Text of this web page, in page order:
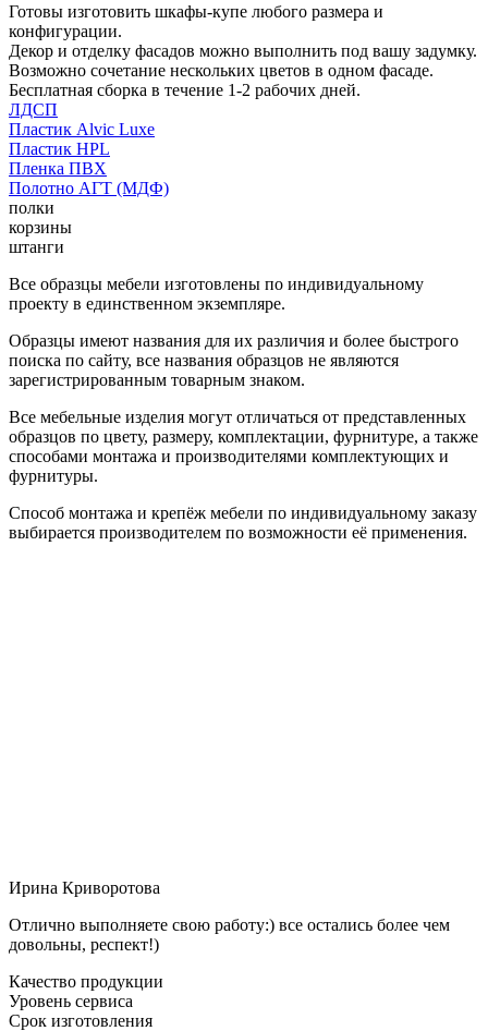
Готовы изготовить шкафы-купе любого размера и
конфигурации.
Декор и отделку фасадов можно выполнить под вашу задумку.
Возможно сочетание нескольких цветов в одном фасаде.
Бесплатная сборка в течение 1-2 рабочих дней.
ЛДСП
Пластик Alvic Luxe
Пластик HPL
Пленка ПВХ
Полотно АГТ (МДФ)
полки
корзины
штанги
Все образцы мебели изготовлены по индивидуальному
проекту в единственном экземпляре.
Образцы имеют названия для их различия и более быстрого
поиска по сайту, все названия образцов не являются
зарегистрированным товарным знаком.
Все мебельные изделия могут отличаться от представленных
образцов по цвету, размеру, комплектации, фурнитуре, а также
способами монтажа и производителями комплектующих и
фурнитуры.
Способ монтажа и крепёж мебели по индивидуальному заказу
выбирается производителем по возможности её применения.
Ирина Криворотова
Отлично выполняете свою работу:) все остались более чем
довольны, респект!)
Качество продукции
Уровень сервиса
Срок изготовления